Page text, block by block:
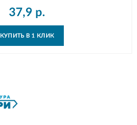
37,9 р.
КУПИТЬ В 1 КЛИК